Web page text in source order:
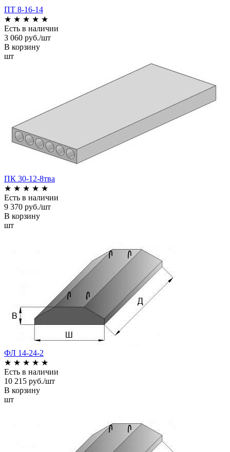
ПТ 8-16-14
★ ★ ★ ★ ★
Есть в наличии
3 060 руб./шт
В корзину
шт
ПК 30-12-8тва
★ ★ ★ ★ ★
Есть в наличии
9 370 руб./шт
В корзину
шт
ФЛ 14-24-2
★ ★ ★ ★ ★
Есть в наличии
10 215 руб./шт
В корзину
шт